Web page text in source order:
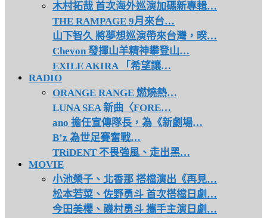
木村拓哉 首次海外巡演加碼新專輯…
THE RAMPAGE 9月來台…
山下智久 將夢想巡演帶來台灣，暌…
Chevon 發揮山羊精神攀登山…
EXILE AKIRA 「希望讓…
RADIO
ORANGE RANGE 燃燒熱…
LUNA SEA 新曲〈FORE…
ano 擔任宣傳隊長，為《新劇場…
B’z 為世足賽奮戰…
TRiDENT 不畏強風、走出黑…
MOVIE
小池榮子、北香那 搭檔演出《再見…
松本若菜、佐野勇斗 首次搭檔日劇…
今田美櫻、磯村勇斗 攜手主演日劇…